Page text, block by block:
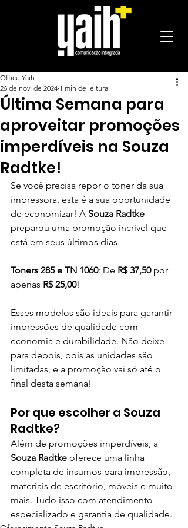
Última Semana para
aproveitar promoções
imperdíveis na Souza
Radtke!
Office Yaih
26 de nov. de 2024 1 min de leitura
Se você precisa repor o toner da sua
impressora, esta é a sua oportunidade
de economizar! A Souza Radtke
preparou uma promoção incrível que
está em seus últimos dias.
Toners 285 e TN 1060: De R$ 37,50 por
apenas R$ 25,00!
Esses modelos são ideais para garantir
impressões de qualidade com
economia e durabilidade. Não deixe
para depois, pois as unidades são
limitadas, e a promoção vai só até o
final desta semana!
Por que escolher a Souza
Radtke?
Além de promoções imperdíveis, a
Souza Radtke oferece uma linha
completa de insumos para impressão,
materiais de escritório, móveis e muito
mais. Tudo isso com atendimento
especializado e garantia de qualidade.